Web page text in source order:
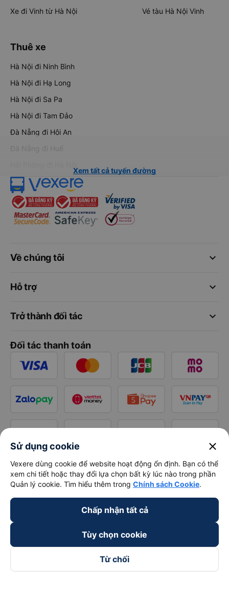
Xe đi Vinh từ Hà Nội
Vé tàu Hà Nội Vinh
Thuê xe
Hà Nội đi Ninh Bình
Hà Nội đi Hạ Long
Hà Nội đi Sa Pa
Hà Nội đi Tam Đảo
Đà Nẵng đi Hội An
Đà Nẵng đi Huế
Xem tất cả tuyến đường
keyboard_arrow_down
Về chúng tôi
keyboard_arrow_down
Hỗ trợ
keyboard_arrow_down
Trở thành đối tác
Đối tác thanh toán
Sử dụng cookie close
Vexere dùng cookie để website hoạt động ổn định. Bạn có thể
xem chi tiết hoặc thay đổi lựa chọn bất kỳ lúc nào trong phần
Quản lý cookie. Tìm hiểu thêm trong Chính sách Cookie.
Chấp nhận tất cả
Tùy chọn cookie
Từ chối